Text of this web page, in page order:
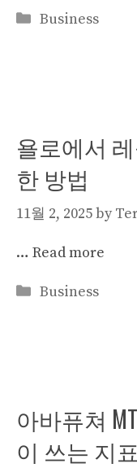
Categories
Business
욜로에서
한 방법
11월 2, 2025by
… Read more
Categories
Business
아바퓨쳐
이 쓰는 지표